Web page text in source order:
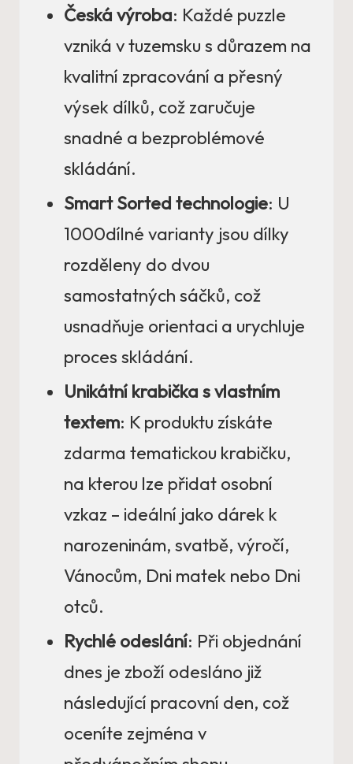
Česká výroba: Každé puzzle
vzniká v tuzemsku s důrazem na
kvalitní zpracování a přesný
výsek dílků, což zaručuje
snadné a bezproblémové
skládání.
Smart Sorted technologie: U
1000dílné varianty jsou dílky
rozděleny do dvou
samostatných sáčků, což
usnadňuje orientaci a urychluje
proces skládání.
Unikátní krabička s vlastním
textem: K produktu získáte
zdarma tematickou krabičku,
na kterou lze přidat osobní
vzkaz – ideální jako dárek k
narozeninám, svatbě, výročí,
Vánocům, Dni matek nebo Dni
otců.
Rychlé odeslání: Při objednání
dnes je zboží odesláno již
následující pracovní den, což
oceníte zejména v